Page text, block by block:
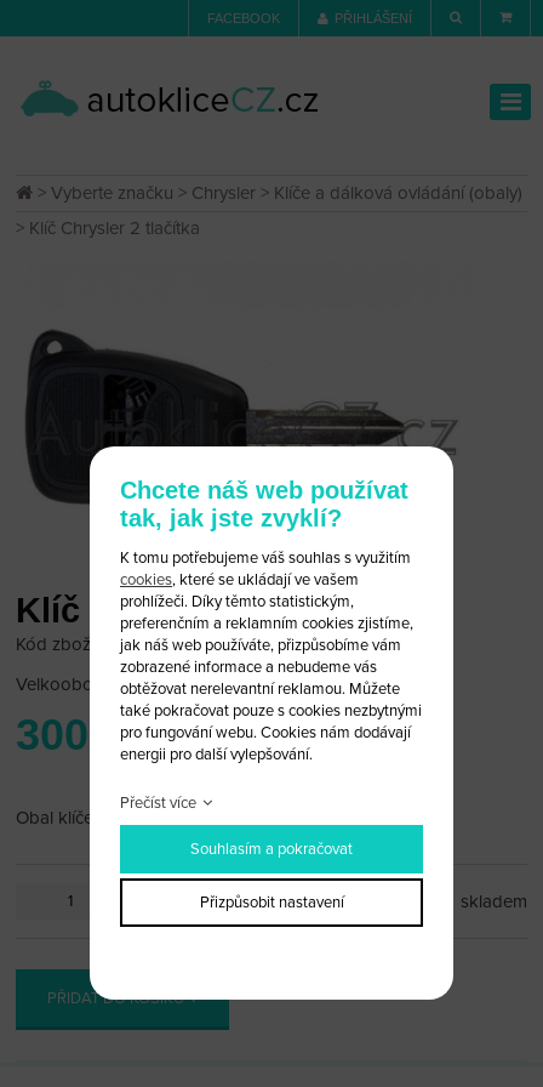
FACEBOOK PŘIHLÁŠENÍ
>Vyberte značku > Chrysler > Klíče a dálková ovládání (obaly)
> Klíč Chrysler 2 tlačítka
Klíč Chrysler 2 tlačítka
Kód zboží: Chrysler 15/25
Velkoobchodní cena: po přihlášení
300 Kč
Obal klíče Chrysler 2 tlačítka
skladem
PŘIDAT DO KOŠÍKU
Chcete náš web používat
tak, jak jste zvyklí?
K tomu potřebujeme váš souhlas s využitím
cookies, které se ukládají ve vašem
prohlížeči. Díky těmto statistickým,
preferenčním a reklamním cookies zjistíme,
jak náš web používáte, přizpůsobíme vám
zobrazené informace a nebudeme vás
obtěžovat nerelevantní reklamou. Můžete
také pokračovat pouze s cookies nezbytnými
pro fungování webu. Cookies nám dodávají
energii pro další vylepšování.
Přečíst více
Souhlasím a pokračovat
Přizpůsobit nastavení